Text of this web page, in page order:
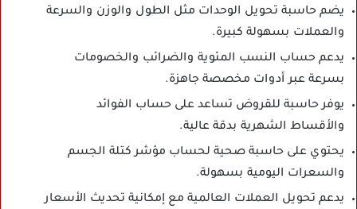
يضم حاسبة تحويل الوحدات مثل الطول والوزن والسرعة
والعملات بسهولة كبيرة.
يدعم حساب النسب المئوية والضرائب والخصومات
بسرعة عبر أدوات مخصصة جاهزة.
يوفر حاسبة للقروض تساعد على حساب الفوائد
والأقساط الشهرية بدقة عالية.
يحتوي على حاسبة صحية لحساب مؤشر كتلة الجسم
والسعرات اليومية بسهولة.
يدعم تحويل العملات العالمية مع إمكانية تحديث الأسعار